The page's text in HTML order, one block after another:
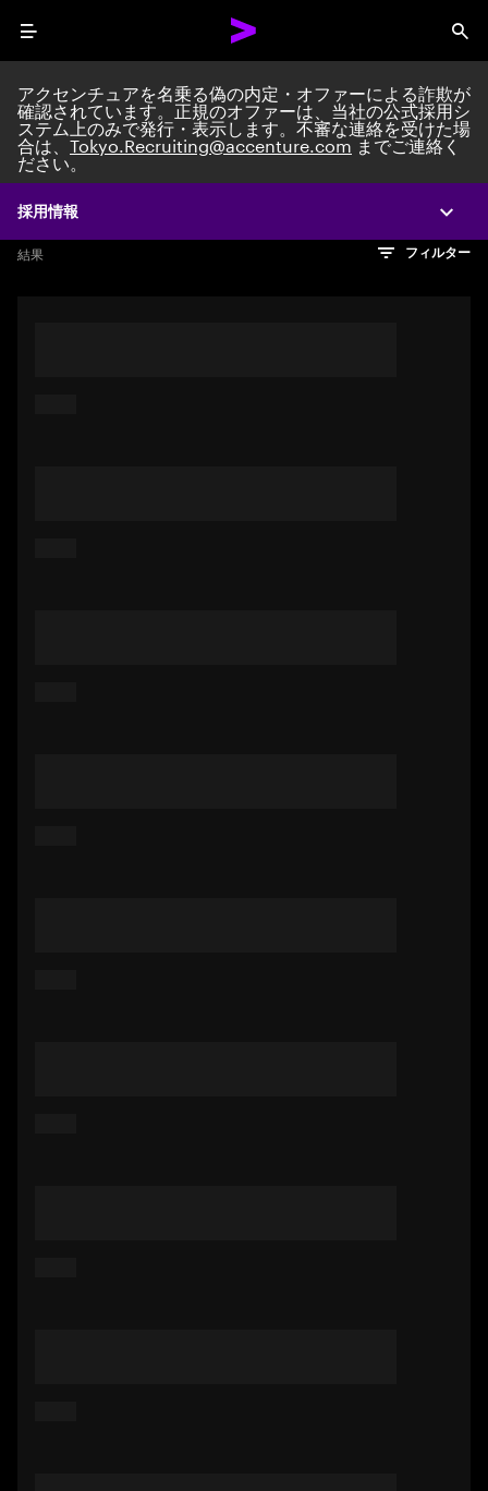
Menu
採用情報
アクセンチュアを名乗る偽の内定・オファーによる詐欺が
確認されています。正規のオファーは、当社の公式採用シ
ステム上のみで発行・表示します。不審な連絡を受けた場
合は、Tokyo.Recruiting@accenture.comまでご連絡く
ださい。
Search jobs at
検索のヒント
希望の仕事を表すフレーズや文章を使って検索してみてくださ
い。キーワードを引用符で囲むことで、完全一致検索もできま
文字数制限に達しました
検索結果を見るにはEnterキーを押してください
結果 フィルター